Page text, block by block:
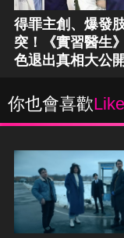
得罪主創、爆發
突！《實習醫生
色退出真相大公開
你也會喜歡Like